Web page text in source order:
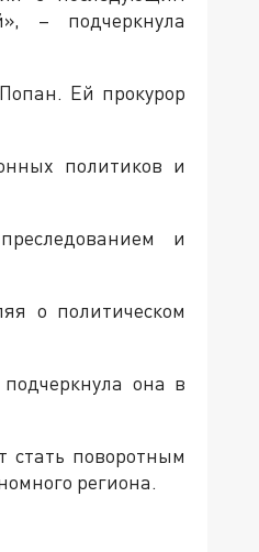
– подчеркнула
Ей прокурор
политиков и
и
о политическом
она в
поворотным
региона.